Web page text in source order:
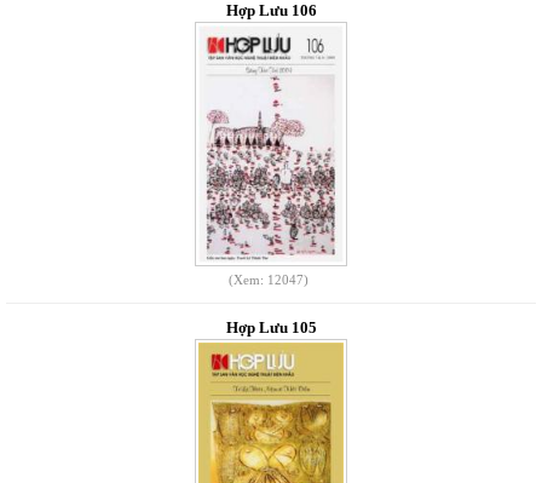
Hợp Lưu 106
(Xem: 12047)
Hợp Lưu 105